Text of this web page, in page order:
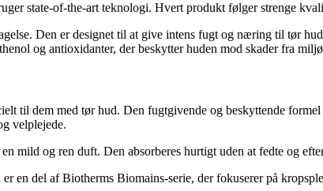
state-of-the-art teknologi. Hvert produkt følger strenge
Den er designet til at give intens fugt og næring til tør
og antioxidanter, der beskytter huden mod skader fra
til dem med tør hud. Den fugtgivende og beskyttende
velplejede.
mild og ren duft. Den absorberes hurtigt uden at fedte og
en del af Biotherms Biomains-serie, der fokuserer på